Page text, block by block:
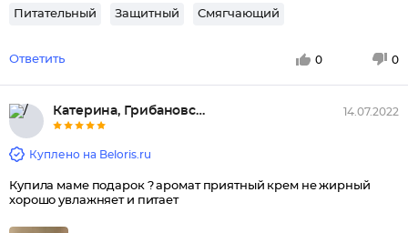
Питательный Защитный Смягчающий
Ответить 0 0
Катерина, Грибановский 14.07.2022
Куплено на Beloris.ru
Купила маме подарок ? аромат приятный крем не жирный
хорошо увлажняет и питает